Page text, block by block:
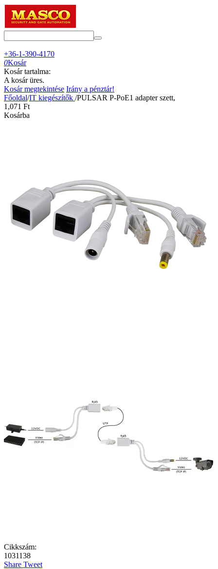
+36-1-390-4170
0Kosár
Kosár tartalma:
A kosár üres.
Kosár megtekintése Irány a pénztár!
Főoldal/IT kiegészítők /PULSAR P-PoE1 adapter szett,
1,071 Ft
Kosárba
Cikkszám:
1031138
Share Tweet